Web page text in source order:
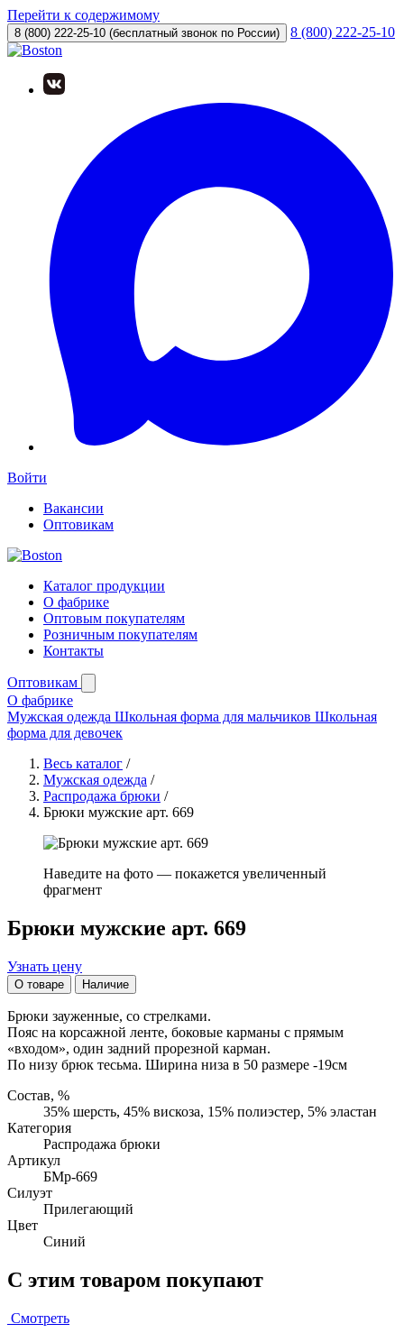
Перейти к содержимому
8 (800) 222-25-10 (бесплатный звонок по России) 8 (800) 222-25-10
Войти
Вакансии
Оптовикам
Каталог продукции
О фабрике
Оптовым покупателям
Розничным покупателям
Контакты
Оптовикам
О фабрике
Мужская одежда Школьная форма для мальчиков Школьная
форма для девочек
Весь каталог /
Мужская одежда /
Распродажа брюки /
Брюки мужские арт. 669
Наведите на фото — покажется увеличенный
фрагмент
Брюки мужские арт. 669
Узнать цену
О товаре Наличие
Брюки зауженные, со стрелками.
Пояс на корсажной ленте, боковые карманы с прямым
«входом», один задний прорезной карман.
По низу брюк тесьма. Ширина низа в 50 размере -19см
Состав, %
35% шерсть, 45% вискоза, 15% полиэстер, 5% эластан
Категория
Распродажа брюки
Артикул
БМр-669
Силуэт
Прилегающий
Цвет
Синий
С этим товаром покупают
Смотреть